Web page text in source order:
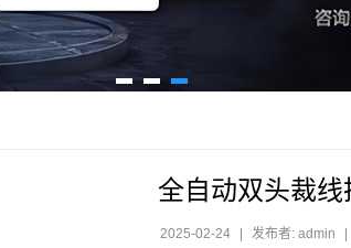
全自动双头裁
2025-02-24 | 发布者: admin |